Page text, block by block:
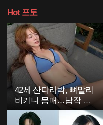
Hot포토
42세 산다라박, 뼈말리
비키니 몸매…납작 복
부에 깜짝